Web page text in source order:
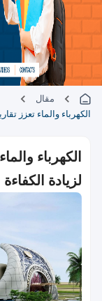
مقال
الكهرباء والماء تعزز
الكهرباء
لزيادة الكفاءة